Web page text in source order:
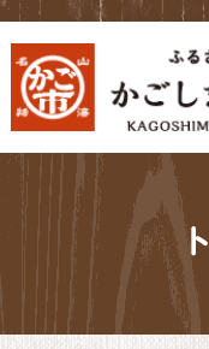
かごしま特
児島の特産